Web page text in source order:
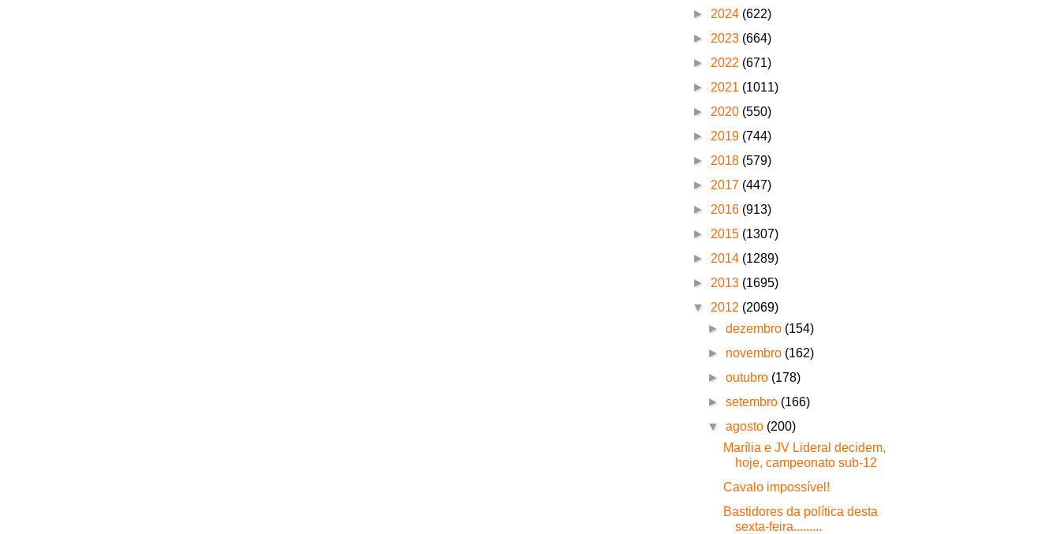
► 2024 (622)
► 2023 (664)
► 2022 (671)
► 2021 (1011)
► 2020 (550)
► 2019 (744)
► 2018 (579)
► 2017 (447)
► 2016 (913)
► 2015 (1307)
► 2014 (1289)
► 2013 (1695)
▼ 2012 (2069)
►dezembro (154)
► novembro (162)
►outubro (178)
►setembro (166)
▼agosto (200)
Marília e JV Lideral decidem,
hoje, campeonato sub-12
Cavalo impossível!
Bastidores da política desta
sexta-feira.........